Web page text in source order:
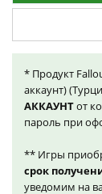
* Продукт
аккаунт)
АККАУНТот
пароль при
** Игры
срок
уведомим на